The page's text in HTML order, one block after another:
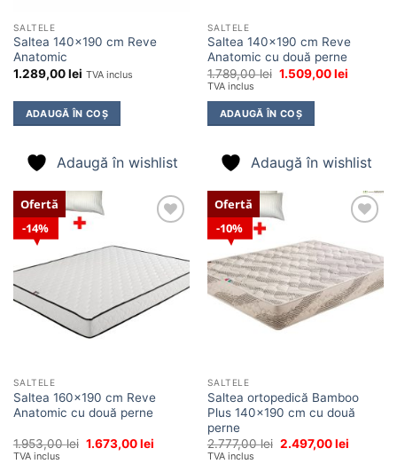
SALTELE
Saltea 140×190 cm Reve
Anatomic
1.289,00lei TVA inclus
ADAUGĂ ÎN COȘ
Adaugă în wishlist
SALTELE
Saltea 140×190 cm Reve
Anatomic cu două perne
1.789,00lei Prețul
fost:
1.789,00 lei.
1.509,00leiPrețul
TVA inclus
ADAUGĂ ÎN COȘ
Adaugă în wishlist
14%
Ofertă
wishlist
SALTELE
Saltea 160×190 cm Reve
Anatomic cu două perne
1.953,00lei Prețul
1.673,00leiPrețul
TVA inclus
10%
Ofertă
în
wishlist
SALTELE
Saltea ortopedică Bamboo
Plus 140×190 cm cu două
perne
2.777,00lei Prețul
2.497,00leiPrețul
TVA inclus